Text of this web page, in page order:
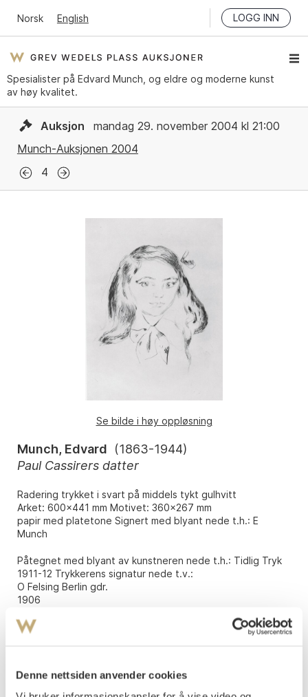
Denne nettsiden anvender cookies
Norsk English LOGG INN
Spesialister på Edvard Munch, og eldre og moderne kunst
av høy kvalitet.
Auksjon
mandag 29. november 2004 kl 21:00
Munch-Auksjonen 2004
4
Se bilde i høy oppløsning
Munch, Edvard (1863-1944)
Paul Cassirers datter
Radering trykket i svart på middels tykt gulhvitt
Arket: 600x441 mm Motivet: 360x267 mm
papir med platetone Signert med blyant nede t.h.: E
Munch
Påtegnet med blyant av kunstneren nede t.h.: Tidlig Tryk
1911-12 Trykkerens signatur nede t.v.:
O Felsing Berlin gdr.
1906